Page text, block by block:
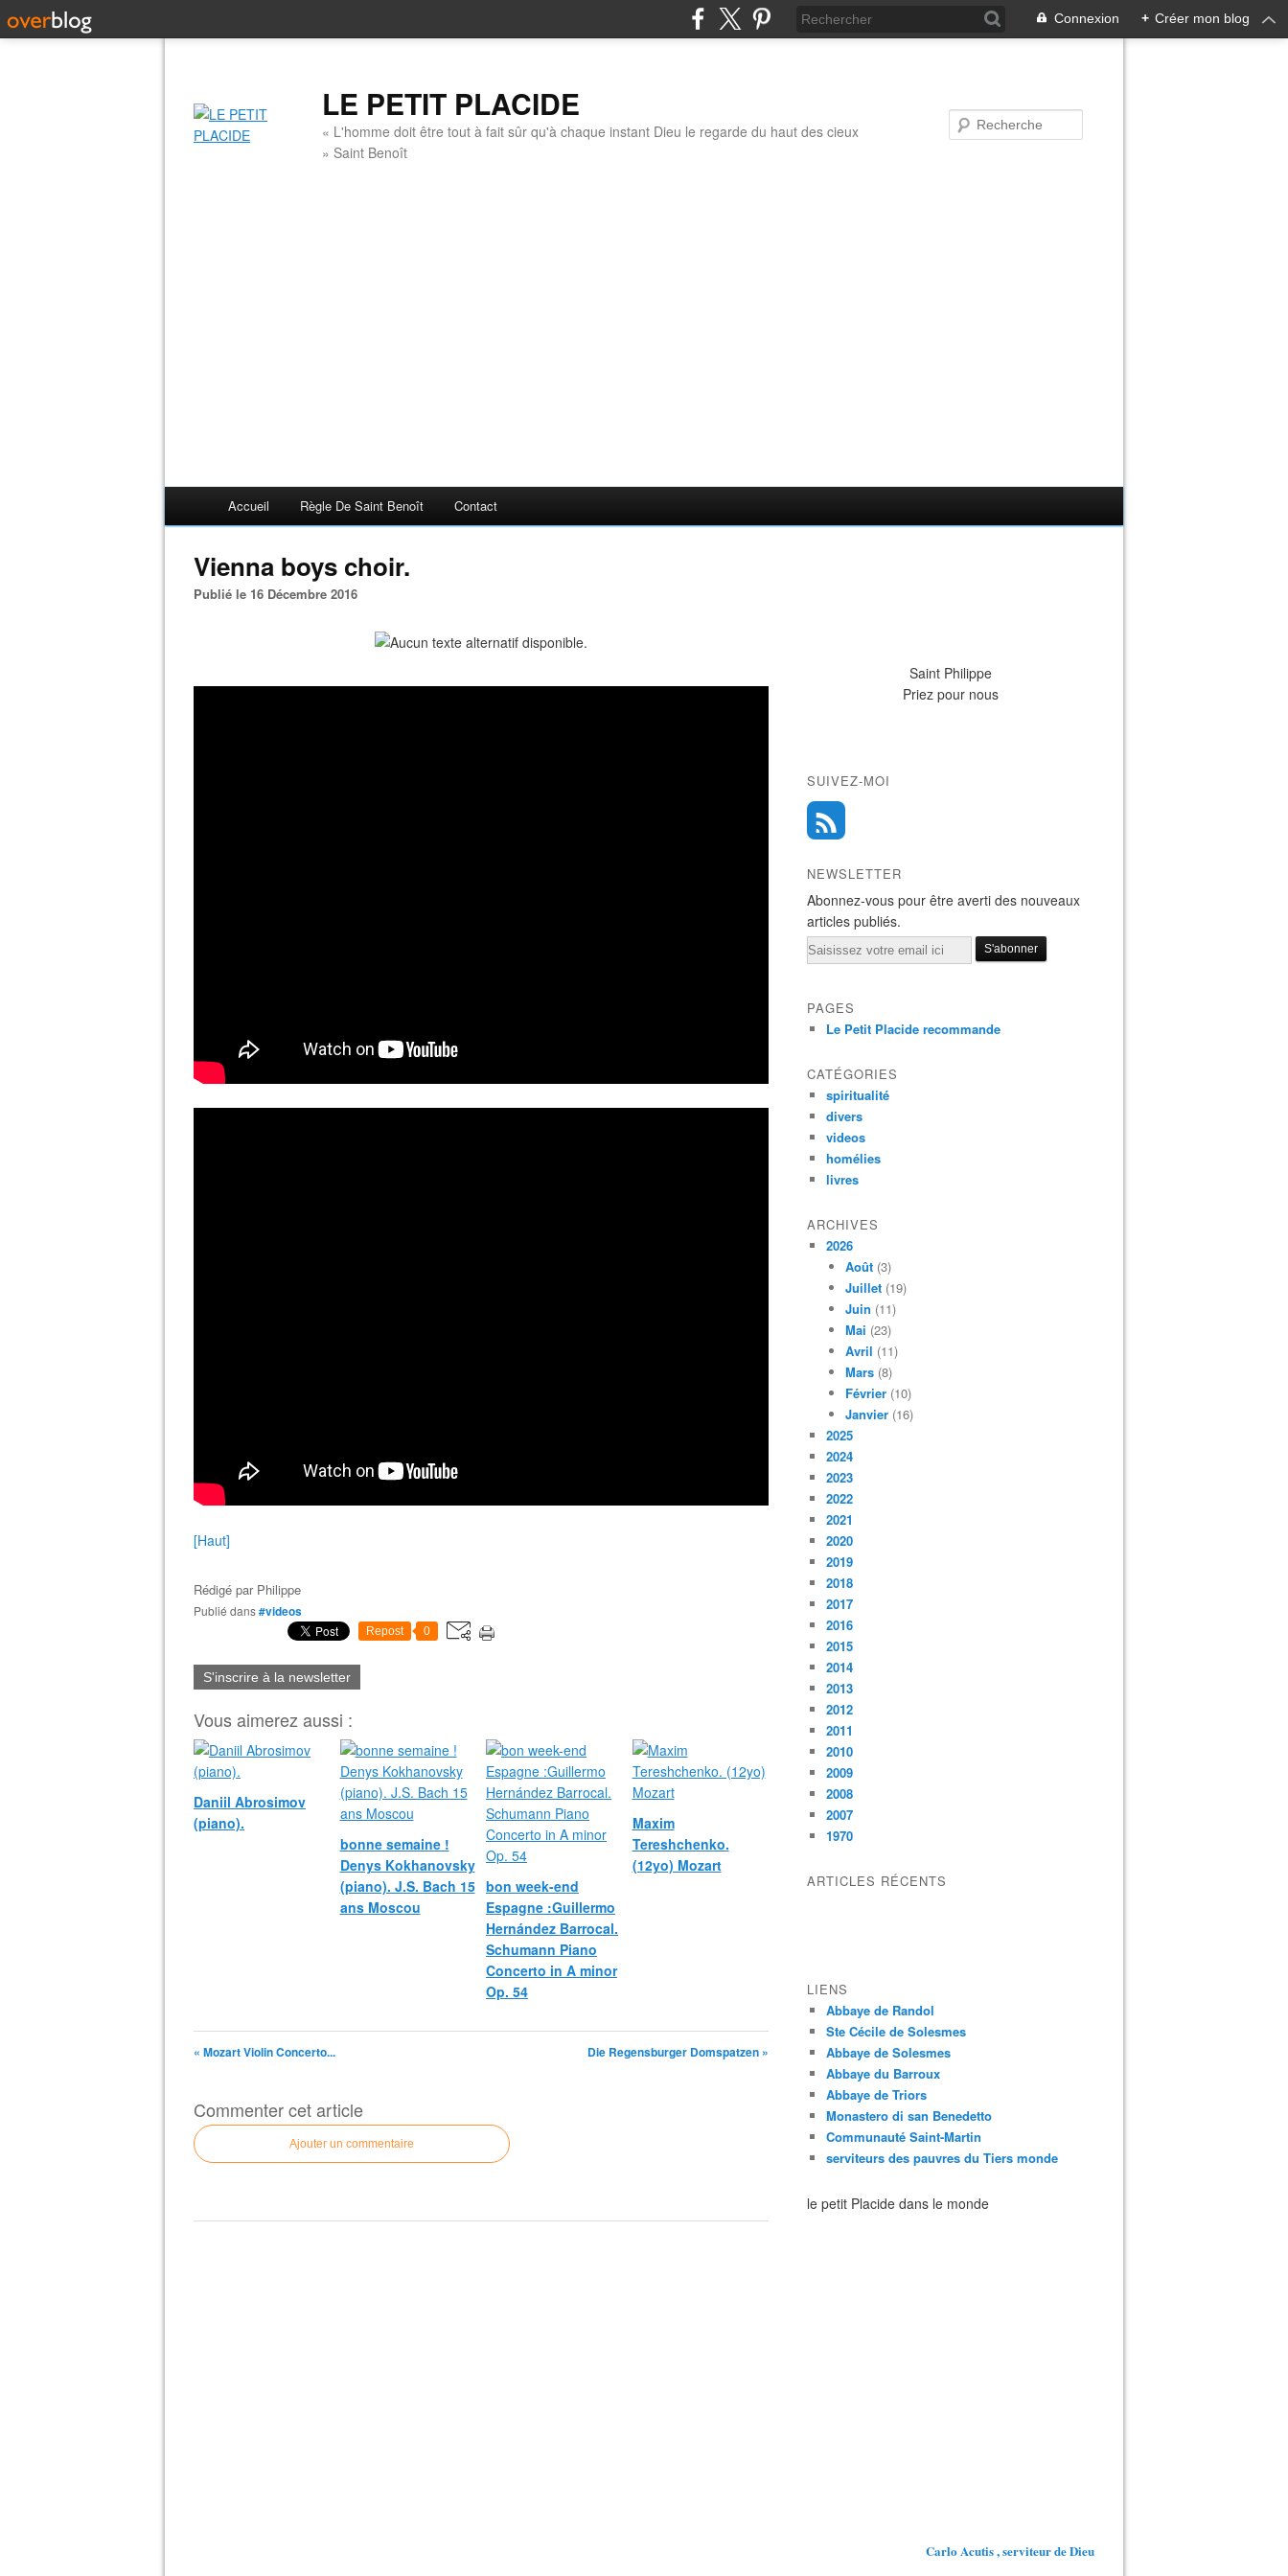
Connexion + Créer mon blog
LE PETIT PLACIDE
« L'homme doit être tout à fait sûr qu'à chaque instant Dieu le regarde du haut des cieux
» Saint Benoît
Accueil Règle De Saint Benoît Contact
Vienna boys choir.
Publié le 16 Décembre 2016
[Haut]
Rédigé par Philippe
Publié dans#videos
Repost 0
S'inscrire à la newsletter
Vous aimerez aussi :
Daniil Abrosimov
(piano).
bonne semaine !
Denys Kokhanovsky
(piano). J.S. Bach 15
ans Moscou
bon week-end
Espagne :Guillermo
Hernández Barrocal.
Schumann Piano
Concerto in A minor
Op. 54
Maxim
Tereshchenko.
(12yo) Mozart
« Mozart Violin Concerto... Die Regensburger Domspatzen »
Commenter cet article
Ajouter un commentaire
Saint Philippe
Priez pour nous
SUIVEZ-MOI
NEWSLETTER
Abonnez-vous pour être averti des nouveaux
articles publiés.
Email
PAGES
Le Petit Placide recommande
CATÉGORIES
spiritualité
divers
videos
homélies
livres
ARCHIVES
2026
Août (3)
Juillet (19)
Juin (11)
Mai (23)
Avril (11)
Mars (8)
Février (10)
Janvier (16)
2025
2024
2023
2022
2021
2020
2019
2018
2017
2016
2015
2014
2013
2012
2011
2010
2009
2008
2007
1970
ARTICLES RÉCENTS
LIENS
Abbaye de Randol
Ste Cécile de Solesmes
Abbaye de Solesmes
Abbaye du Barroux
Abbaye de Triors
Monastero di san Benedetto
Communauté Saint-Martin
serviteurs des pauvres du Tiers monde
le petit Placide dans le monde
Carlo Acutis , serviteur de Dieu